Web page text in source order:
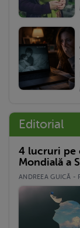
Editorial
4 lucruri pe
Mondială a
ANDREEA GUICĂ -